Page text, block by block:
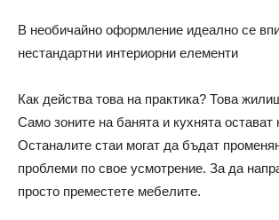
В необичайно оформление идеално се
нестандартни интериорни елементи
Как действа това на практика? Това
Само зоните на банята и кухнята остават
Останалите стаи могат да бъдат
проблеми по свое усмотрение. За да
просто преместете мебелите.